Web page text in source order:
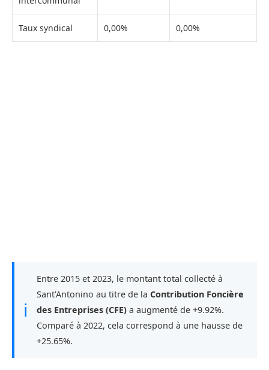
Taux syndical 0,00% 0,00%
ℹ
Entre 2015 et 2023, le montant total collecté à
Sant'Antonino au titre de la Contribution Foncière
des Entreprises (CFE) a augmenté de +9.92%.
Comparé à 2022, cela correspond à une hausse de
+25.65%.